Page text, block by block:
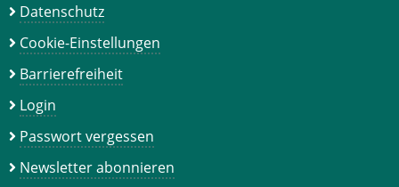
Datenschutz
Cookie-Einstellungen
Barrierefreiheit
Login
Passwort vergessen
Newsletter abonnieren